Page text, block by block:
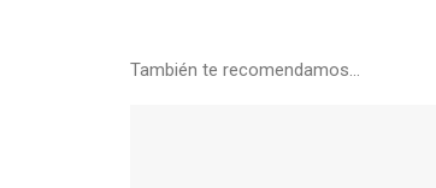
También te recomendamos…